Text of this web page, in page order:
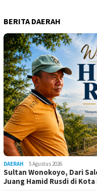
BERITA DAERAH
DAERAH 5 Agustus 2026
Sultan Wonokoyo, Dari
Juang Hamid Rusdi di Kota